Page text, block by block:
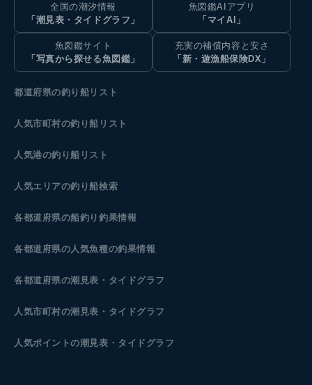
全国の潮汐情報
「潮見表・タイドグラフ」
魚図鑑AIアプリ
「マイAI」
魚図鑑サイト
「写真から探せる魚図鑑」
充実の補償内容と安さ
「新・遊漁船保険DX」
都道府県の釣り船リスト
人気市町村の釣り船リスト
人気港の釣り船リスト
人気エリアの釣り船検索
各都道府県の船釣り釣果情報
各都道府県の人気魚種の釣果情報
各都道府県の潮見表 ・タイドグラフ
人気市町村の潮見表・タイドグラフ
人気ポイントの潮見表・タイドグラフ